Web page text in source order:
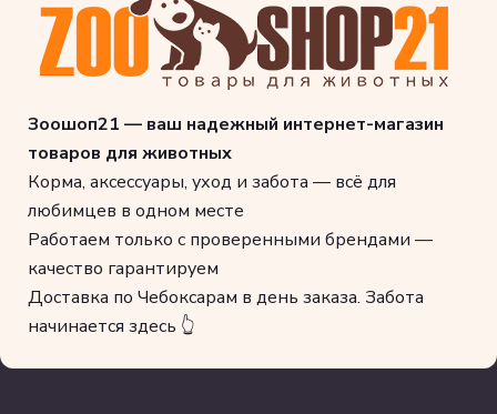
Зоошоп21 — ваш надежный интернет-магазин
товаров для животных
Корма, аксессуары, уход и забота — всё для
любимцев в одном месте
Работаем только с проверенными брендами —
качество гарантируем
Доставка по Чебоксарам в день заказа. Забота
начинается здесь 👆